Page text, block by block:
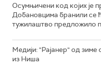
Осумњичени код којих је
Добановцима бранили се
тужилаштво предложило
Mедији: "Рајанер" од
из Ниша